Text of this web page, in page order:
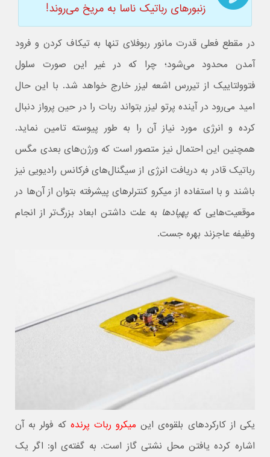
زنبورهای رباتیک ناسا به مریخ می‌روند!
در مقطع فعلی قدرت مانور ربوفلای تنها به تیکاف کردن و فرود
آمدن محدود می‌شود؛ چرا که در غیر این صورت سلول
فتوولتاییک از تیررس اشعه لیزر خارج خواهد شد. با این حال
امید می‌رود در آینده پرتو لیزر بتواند ربات را در حین پرواز دنبال
کرده و انرژی مورد نیاز آن را به طور پیوسته تامین نماید.
همچنین این احتمال نیز متصور است که ورژن‌های بعدی مگس
رباتیک قادر به دریافت انرژی از سیگنال‌های فرکانس رادیویی نیز
باشند و با استفاده از میکرو کنترلرهای پیشرفته بتوان از آن‌ها در
موقعیت‌هایی کهپهپادها به علت داشتن ابعاد بزرگ‌تر از انجام
وظیفه عاجزند بهره جست.
یکی از کارکردهای بلقوه‌ی این میکرو ربات پرنده که فولر به آن
اشاره کرده یافتن محل نشتی گاز است. به گفته‌ی او: اگر یک